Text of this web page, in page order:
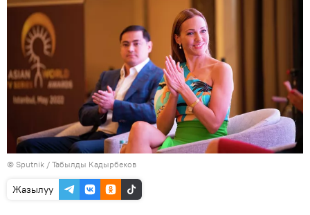
© Sputnik / Табылды Кадырбеков
Жазылуу